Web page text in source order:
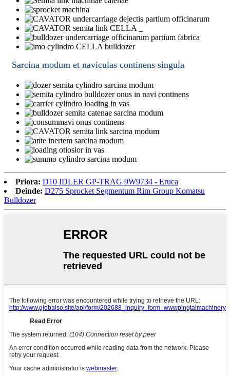
Sarcina modum et naviculas continens singula
Priora: D10 IDLER GP-TRAG 9W9734 - Eruca
Deinde: D275 Sprocket Segmentum Rim Group Komatsu
Bulldozer